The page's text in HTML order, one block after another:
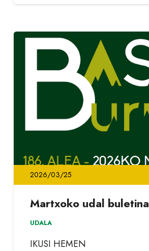
2026/03/25
Martxoko udal buletina
UDALA
IKUSI HEMEN